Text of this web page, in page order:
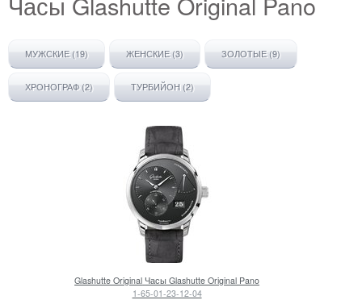
МУЖСКИЕ (19) ЖЕНСКИЕ (3) ЗОЛОТЫЕ (9)
ХРОНОГРАФ (2) ТУРБИЙОН (2)
Glashutte Original Часы Glashutte Original Pano
1-65-01-23-12-04